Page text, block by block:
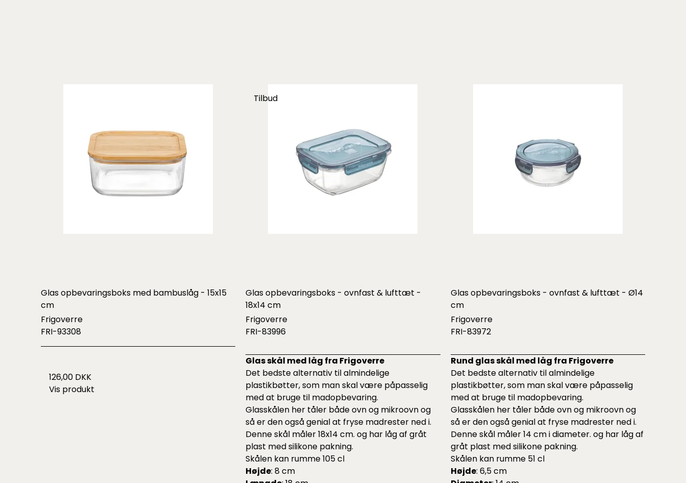
Glas opbevaringsboks med bambuslåg - 15x15
cm
Frigoverre
FRI-93308
126,00 DKK
Vis produkt
Tilbud
Glas opbevaringsboks - ovnfast & lufttæt -
18x14 cm
Frigoverre
FRI-83996
Glas skål med låg fra Frigoverre
Det bedste alternativ til almindelige
plastikbøtter, som man skal være påpasselig
med at bruge til madopbevaring.
Glasskålen her tåler både ovn og mikroovn og
så er den også genial at fryse madrester ned i.
Denne skål måler 18x14 cm. og har låg af gråt
plast med silikone pakning.
Skålen kan rumme 105 cl
Højde: 8 cm
Glas opbevaringsboks - ovnfast & lufttæt - Ø14
cm
Frigoverre
FRI-83972
Rund glas skål med låg fra Frigoverre
Det bedste alternativ til almindelige
plastikbøtter, som man skal være påpasselig
med at bruge til madopbevaring.
Glasskålen her tåler både ovn og mikroovn og
så er den også genial at fryse madrester ned i.
Denne skål måler 14 cm i diameter. og har låg af
gråt plast med silikone pakning.
Skålen kan rumme 51 cl
Højde: 6,5 cm